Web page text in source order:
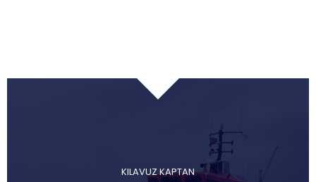
KILAVUZ KAPTAN